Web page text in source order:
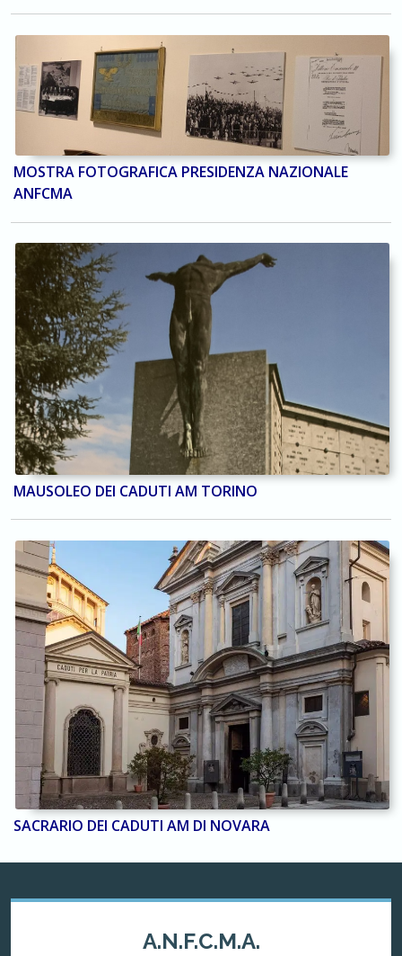
MOSTRA FOTOGRAFICA PRESIDENZA NAZIONALE
ANFCMA
MAUSOLEO DEI CADUTI AM TORINO
SACRARIO DEI CADUTI AM DI NOVARA
A.N.F.C.M.A.